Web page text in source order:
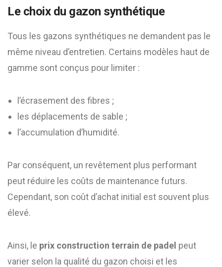
Le choix du gazon synthétique
Tous les gazons synthétiques ne demandent pas le
même niveau d’entretien. Certains modèles haut de
gamme sont conçus pour limiter :
l’écrasement des fibres ;
les déplacements de sable ;
l’accumulation d’humidité.
Par conséquent, un revêtement plus performant
peut réduire les coûts de maintenance futurs.
Cependant, son coût d’achat initial est souvent plus
élevé.
Ainsi, le prix construction terrain de padel peut
varier selon la qualité du gazon choisi et les